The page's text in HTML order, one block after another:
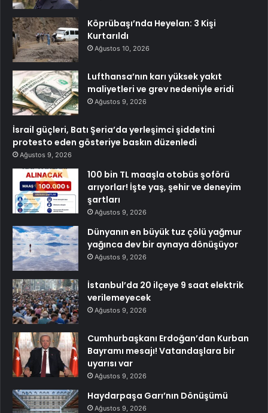
Köprübaşı’nda Heyelan: 3 Kişi
Kurtarıldı
Ağustos 10, 2026
Lufthansa’nın karı yüksek yakıt
maliyetleri ve grev nedeniyle eridi
Ağustos 9, 2026
İsrail güçleri, Batı Şeria’da yerleşimci şiddetini
protesto eden gösteriye baskın düzenledi
Ağustos 9, 2026
100 bin TL maaşla otobüs şoförü
arıyorlar! İşte yaş, şehir ve deneyim
şartları
Ağustos 9, 2026
Dünyanın en büyük tuz çölü yağmur
yağınca dev bir aynaya dönüşüyor
Ağustos 9, 2026
İstanbul’da 20 ilçeye 9 saat elektrik
verilemeyecek
Ağustos 9, 2026
Cumhurbaşkanı Erdoğan’dan Kurban
Bayramı mesajı! Vatandaşlara bir
uyarısı var
Ağustos 9, 2026
Haydarpaşa Garı’nın Dönüşümü
Ağustos 9, 2026